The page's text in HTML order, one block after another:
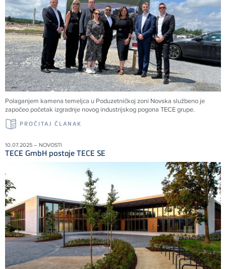
Polaganjem kamena temeljca u Poduzetničkoj zoni Novska službeno je
započeo početak izgradnje novog industrijskog pogona TECE grupe.
PROČITAJ ČLANAK
10.07.2025 – NOVOSTI
TECE GmbH postaje TECE SE